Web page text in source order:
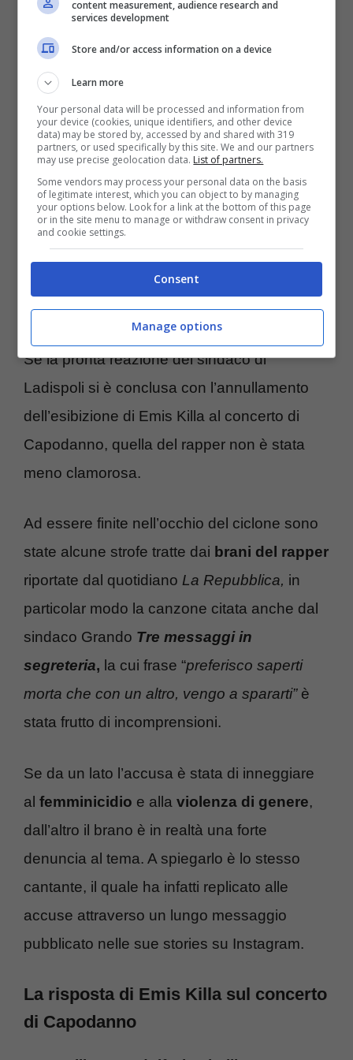
dallo stesso Emis Killa.
Perché è stata annullata l’esibizione
di Emis Killa
Se la pronta reazione del sindaco di
Ladispoli si è conclusa con l’annullamento
dell’esibizione di Emis Killa al concerto di
Capodanno, quella del rapper non è stata
meno clamorosa.
Ad essere finite nell’occhio del ciclone sono
state alcune strofe tratte dai brani del rapper
riportate dal quotidiano La Repubblica, in
particolar modo la canzone citata anche dal
sindaco Grando Tre messaggi in
segreteria, la cui frase “preferisco saperti
morta che con un altro, vengo a spararti”è
stata frutto di incomprensioni.
Se da un lato l’accusa è stata di inneggiare
al femminicidio e alla violenza di genere,
dall’altro il brano è in realtà una forte
denuncia al tema. A spiegarlo è lo stesso
cantante, il quale ha infatti replicato alle
accuse attraverso un lungo messaggio
pubblicato nelle sue stories su Instagram.
La risposta di Emis Killa sul concerto
di Capodanno
content measurement, audience research and
services development
Store and/or access information on a device
Learn more
Your personal data will be processed and information from
your device (cookies, unique identifiers, and other device
data) may be stored by, accessed by and shared with 319
partners, or used specifically by this site. We and our partners
may use precise geolocation data. List of partners.
Some vendors may process your personal data on the basis
of legitimate interest, which you can object to by managing
your options below. Look for a link at the bottom of this page
or in the site menu to manage or withdraw consent in privacy
and cookie settings.
Consent
Manage options